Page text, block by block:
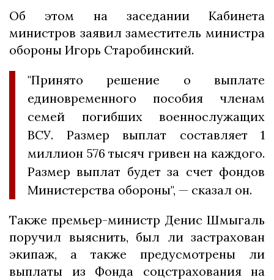
Об этом на заседании Кабинета
министров заявил заместитель министра
обороны Игорь Старобинский.
"Принято решение о выплате
единовременного пособия членам
семей погибших военнослужащих
ВСУ. Размер выплат составляет 1
миллион 576 тысяч гривен на каждого.
Размер выплат будет за счет фондов
Министерства обороны", — сказал он.
Также премьер-министр Денис Шмыгаль
поручил выяснить, был ли застрахован
экипаж, а также предусмотрены ли
выплаты из Фонда соцстрахования на